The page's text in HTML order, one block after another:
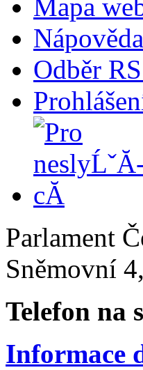
Mapa
Nápověda
Odběr
Parlament
Sněmovní
Telefon na
Informace